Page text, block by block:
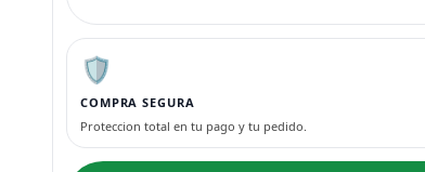
🛡️
COMPRA SEGURA
Proteccion total en tu pago y tu pedido.